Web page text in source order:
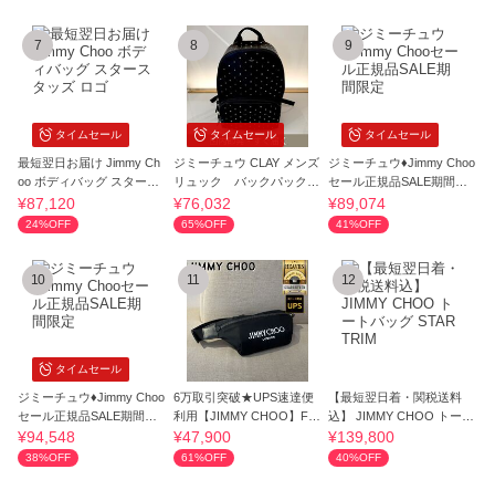
タイムセール
7
最短翌日お届け Jimmy Ch
oo ボディバッグ スタース
タッズ ロゴ
¥87,120
24%OFF
タイムセール
8
ジミーチュウ CLAY メンズ
リュック バックパック
Jimmy Choo
¥76,032
65%OFF
タイムセール
9
ジミーチュウ♦Jimmy Choo
セール正規品SALE期間限
定
¥89,074
41%OFF
タイムセール
10
ジミーチュウ♦Jimmy Choo
セール正規品SALE期間限
定
¥94,548
38%OFF
11
6万取引突破★UPS速達便
利用【JIMMY CHOO】FIN
SLEY_ベルトバッグ
¥47,900
61%OFF
12
【最短翌日着・関税送料
込】 JIMMY CHOO トート
バッグ STAR TRIM
¥139,800
40%OFF